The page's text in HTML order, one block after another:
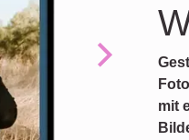
Next
mit